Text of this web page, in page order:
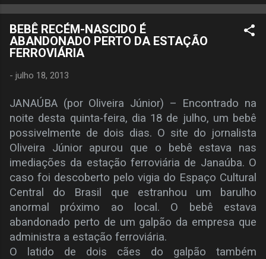
BEBÊ RECÉM-NASCIDO É
ABANDONADO PERTO DA ESTAÇÃO
FERROVIÁRIA
- julho 18, 2013
JANAÚBA (por Oliveira Júnior) – Encontrado na
noite desta quinta-feira, dia 18 de julho, um bebê
possivelmente de dois dias. O site do jornalista
Oliveira Júnior apurou que o bebê estava nas
imediações da estação ferroviária de Janaúba. O
caso foi descoberto pelo vigia do Espaço Cultural
Central do Brasil que estranhou um barulho
anormal próximo ao local. O bebê estava
abandonado perto de um galpão da empresa que
administra a estação ferroviária.
O latido de dois cães do galpão também